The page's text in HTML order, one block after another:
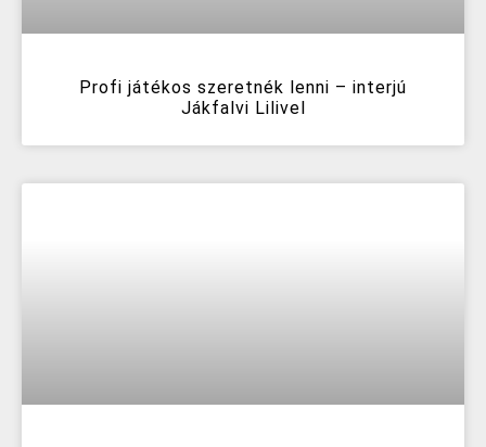
Profi játékos szeretnék lenni – interjú
Jákfalvi Lilivel